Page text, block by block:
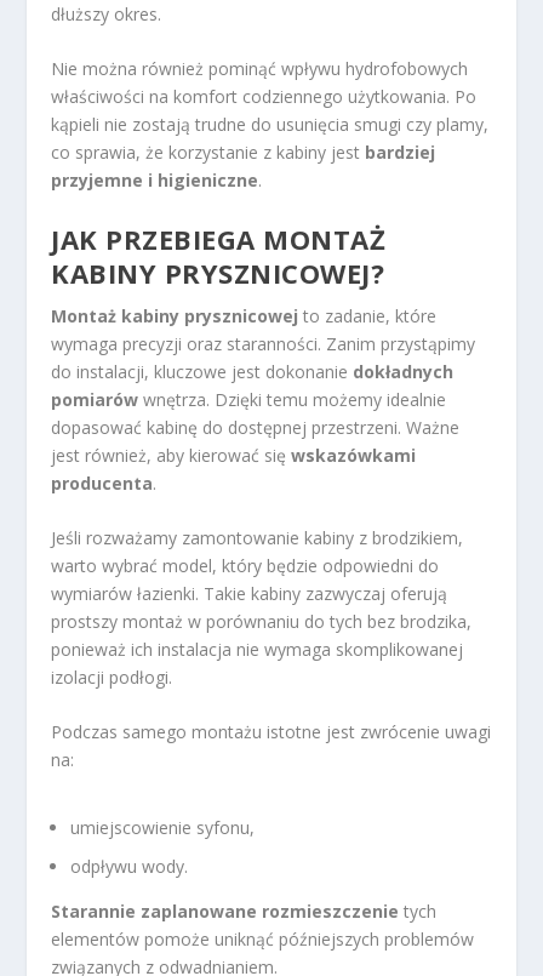
dłuższy okres.
Nie można również pominąć wpływu hydrofobowych
właściwości na komfort codziennego użytkowania. Po
kąpieli nie zostają trudne do usunięcia smugi czy plamy,
co sprawia, że korzystanie z kabiny jest bardziej
przyjemne i higieniczne.
JAK PRZEBIEGA MONTAŻ
KABINY PRYSZNICOWEJ?
Montaż kabiny prysznicowej to zadanie, które
wymaga precyzji oraz staranności. Zanim przystąpimy
do instalacji, kluczowe jest dokonanie dokładnych
pomiarów wnętrza. Dzięki temu możemy idealnie
dopasować kabinę do dostępnej przestrzeni. Ważne
jest również, aby kierować sięwskazówkami
producenta.
Jeśli rozważamy zamontowanie kabiny z brodzikiem,
warto wybrać model, który będzie odpowiedni do
wymiarów łazienki. Takie kabiny zazwyczaj oferują
prostszy montaż w porównaniu do tych bez brodzika,
ponieważ ich instalacja nie wymaga skomplikowanej
izolacji podłogi.
Podczas samego montażu istotne jest zwrócenie uwagi
na:
umiejscowienie syfonu,
odpływu wody.
Starannie zaplanowane rozmieszczenie tych
elementów pomoże uniknąć późniejszych problemów
związanych z odwadnianiem.